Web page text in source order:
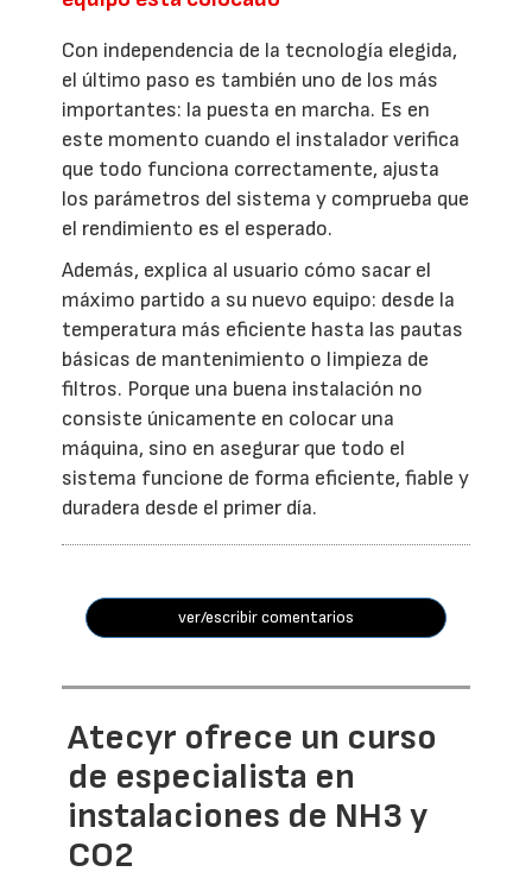
Con independencia de la tecnología elegida,
el último paso es también uno de los más
importantes: la puesta en marcha. Es en
este momento cuando el instalador verifica
que todo funciona correctamente, ajusta
los parámetros del sistema y comprueba que
el rendimiento es el esperado.
Además, explica al usuario cómo sacar el
máximo partido a su nuevo equipo: desde la
temperatura más eficiente hasta las pautas
básicas de mantenimiento o limpieza de
filtros. Porque una buena instalación no
consiste únicamente en colocar una
máquina, sino en asegurar que todo el
sistema funcione de forma eficiente, fiable y
duradera desde el primer día.
ver/escribir comentarios
Atecyr ofrece un curso
de especialista en
instalaciones de NH3 y
CO2